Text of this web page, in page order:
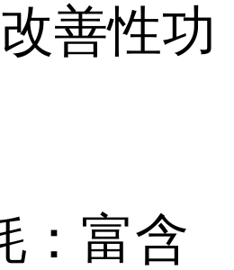
善性功
：富含